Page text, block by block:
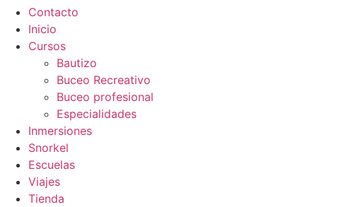
Contacto
Inicio
Cursos
Bautizo
Buceo Recreativo
Buceo profesional
Especialidades
Inmersiones
Snorkel
Escuelas
Viajes
Tienda